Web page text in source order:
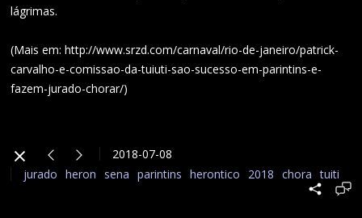
lágrimas.
(Mais em: http://www.srzd.com/carnaval/rio-de-janeiro/patrick-
carvalho-e-comissao-da-tuiuti-sao-sucesso-em-parintins-e-
fazem-jurado-chorar/)
2018-07-08
jurado
heron sena parintins herontico 2018 chora tuiti